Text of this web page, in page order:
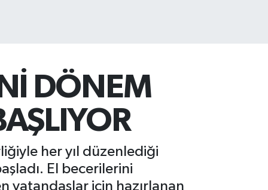
DÖNEM
her yıl düzenlediği
El becerilerini
vatandaşlar için hazırlanan